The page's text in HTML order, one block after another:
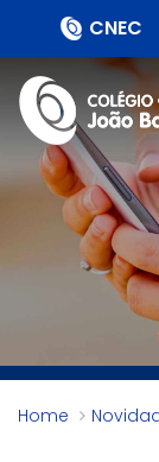
CNEC
Home